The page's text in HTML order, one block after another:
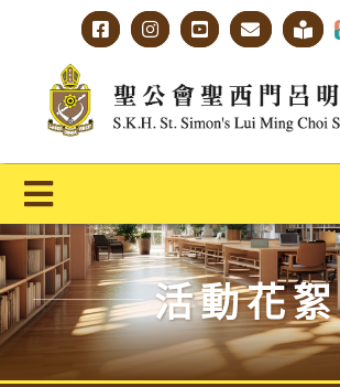
content
Toggle
Navigation
主頁
學校概覽
明才人學習藍圖
活動花絮